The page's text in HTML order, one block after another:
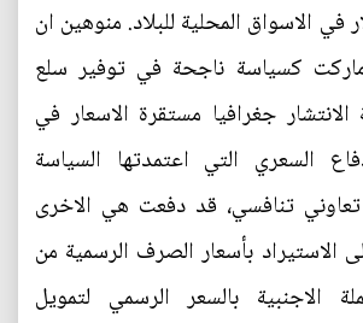
في الاسواق المحلية للبلاد. منوهين ان
ماركت كسياسة ناجحة في توفير سلع
جغرافيا مستقرة الاسعار في
السعري التي اعتمدتها السياسة
تنافسي، قد دفعت هي الاخرى
الاستيراد بأسعار الصرف الرسمية من
الاجنبية بالسعر الرسمي لتمويل